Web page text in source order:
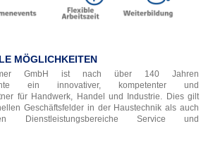
MÖGLICHKEITEN
GmbH ist nach über 140 Jahren
ein innovativer, kompetenter und
für Handwerk, Handel und Industrie. Dies gilt
Geschäftsfelder in der Haustechnik als auch
Service und